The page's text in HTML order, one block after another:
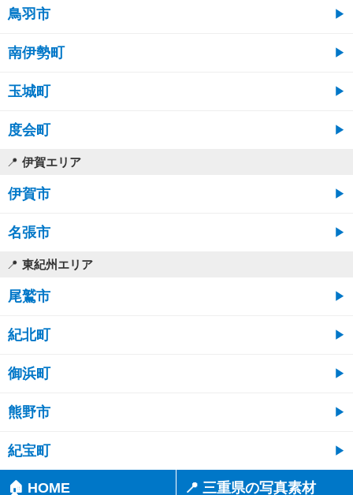
鳥羽市
南伊勢町
玉城町
度会町
伊賀エリア
伊賀市
名張市
東紀州エリア
尾鷲市
紀北町
御浜町
熊野市
紀宝町
🏠 HOME 📍 三重県の写真素材